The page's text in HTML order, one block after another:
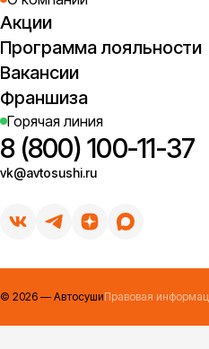
Акции
Программа лояльности
Вакансии
Франшиза
Горячая линия
8 (800) 100-11-37
vk@avtosushi.ru
© 2026 — АвтосушиПравовая